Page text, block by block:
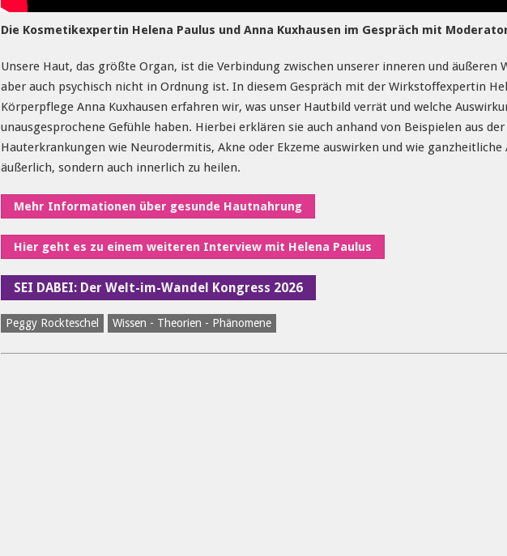
Die Kosmetikexpertin Helena Paulus und Anna Kuxhausen im Gespräch mit
Unsere Haut, das größte Organ, ist die Verbindung zwischen unserer inneren und äußeren
aber auch psychisch nicht in Ordnung ist. In diesem Gespräch mit der Wirkstoffexpertin
Körperpflege Anna Kuxhausen erfahren wir, was unser Hautbild verrät und welche
unausgesprochene Gefühle haben. Hierbei erklären sie auch anhand von Beispielen aus
Hauterkrankungen wie Neurodermitis, Akne oder Ekzeme auswirken und wie
äußerlich, sondern auch innerlich zu heilen.
Mehr Informationen über gesunde Hautnahrung
Hier geht es zu einem weiteren Interview mit Helena Paulus
SEI DABEI: Der Welt-im-Wandel Kongress 2026
Peggy Rockteschel Wissen - Theorien - Phänomene